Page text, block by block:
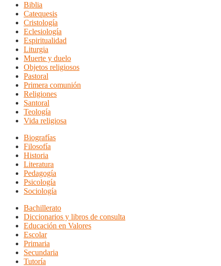
Biblia
Catequesis
Cristología
Eclesiología
Espiritualidad
Liturgia
Muerte y duelo
Objetos religiosos
Pastoral
Primera comunión
Religiones
Santoral
Teología
Vida religiosa
Biografías
Filosofía
Historia
Literatura
Pedagogía
Psicología
Sociología
Bachillerato
Diccionarios y libros de consulta
Educación en Valores
Escolar
Primaria
Secundaria
Tutoría